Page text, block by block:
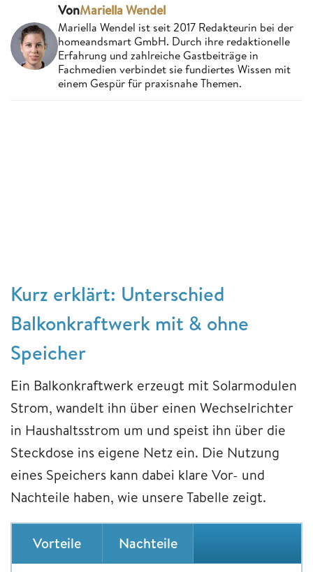
VonMariella Wendel
Mariella Wendel ist seit 2017 Redakteurin bei der
homeandsmart GmbH. Durch ihre redaktionelle
Erfahrung und zahlreiche Gastbeiträge in
Fachmedien verbindet sie fundiertes Wissen mit
einem Gespür für praxisnahe Themen.
Kurz erklärt: Unterschied
Balkonkraftwerk mit & ohne
Speicher
Ein Balkonkraftwerk erzeugt mit Solarmodulen
Strom, wandelt ihn über einen Wechselrichter
in Haushaltsstrom um und speist ihn über die
Steckdose ins eigene Netz ein. Die Nutzung
eines Speichers kann dabei klare Vor- und
Nachteile haben, wie unsere Tabelle zeigt.
Vorteile Nachteile